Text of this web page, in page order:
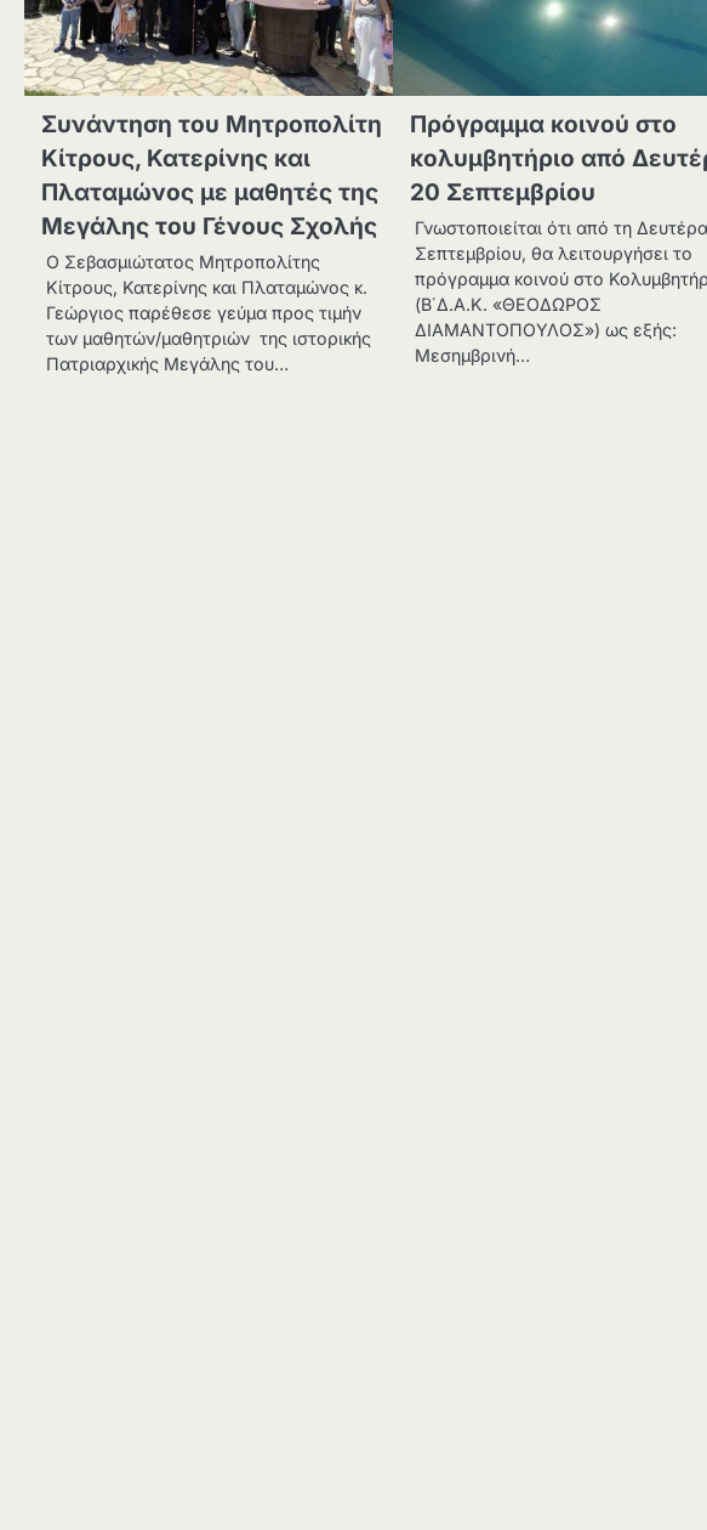
Συνάντηση του Μητροπολίτη
Κίτρους, Κατερίνης και
Πλαταμώνος με μαθητές της
Μεγάλης του Γένους Σχολής
Ο Σεβασμιώτατος Μητροπολίτης
Κίτρους, Κατερίνης και Πλαταμώνος κ.
Γεώργιος παρέθεσε γεύμα προς τιμήν
των μαθητών/μαθητριών της ιστορικής
Πατριαρχικής Μεγάλης του…
Πρόγραμμα κοινού στο
κολυμβητήριο από
20 Σεπτεμβρίου
Γνωστοποιείται ότι από τη
Σεπτεμβρίου, θα λειτουργήσει το
πρόγραμμα κοινού στο
(Β΄Δ.Α.Κ. «ΘΕΟΔΩΡΟΣ
ΔΙΑΜΑΝΤΟΠΟΥΛΟΣ») ως εξής:
Μεσημβρινή…